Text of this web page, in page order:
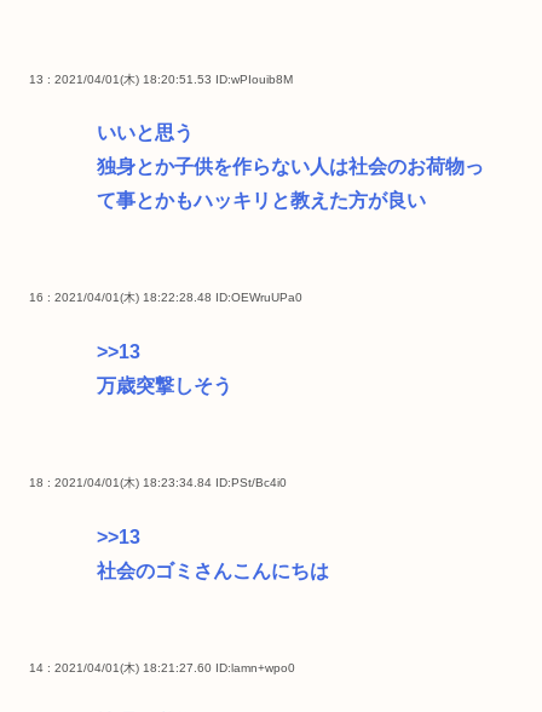
13 : 2021/04/01(木) 18:20:51.53 ID:wPIouib8M
いいと思う
独身とか子供を作らない人は社会のお荷物っ
て事とかもハッキリと教えた方が良い
16 : 2021/04/01(木) 18:22:28.48 ID:OEWruUPa0
>>13
万歳突撃しそう
18 : 2021/04/01(木) 18:23:34.84 ID:PSt/Bc4i0
>>13
社会のゴミさんこんにちは
14 : 2021/04/01(木) 18:21:27.60 ID:lamn+wpo0